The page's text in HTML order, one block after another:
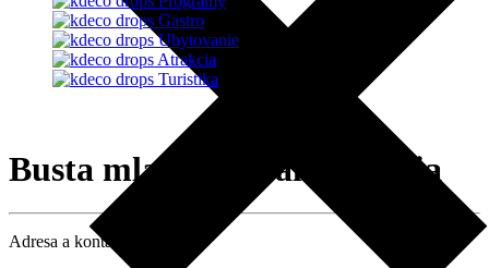
Gastro
Ubytovanie
Atrakcia
Turistika
Busta mladého kráľa Mateja
Adresa a kontaktné údaje